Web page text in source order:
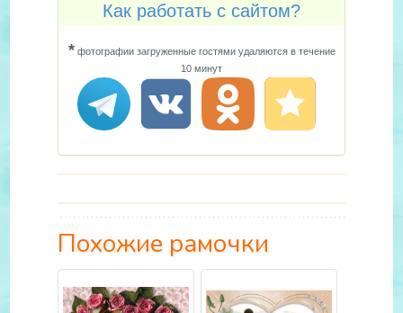
Как работать с сайтом?
*фотографии загруженные гостями удаляются в течение
10 минут
Похожие рамочки